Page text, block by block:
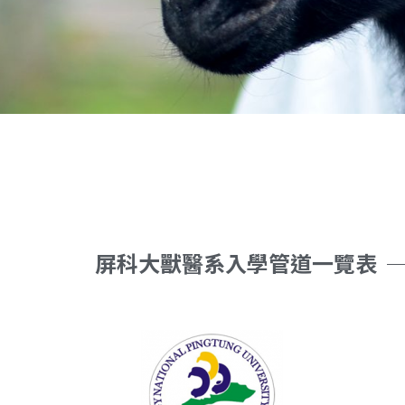
屏科大獸醫系入學管道一覽表